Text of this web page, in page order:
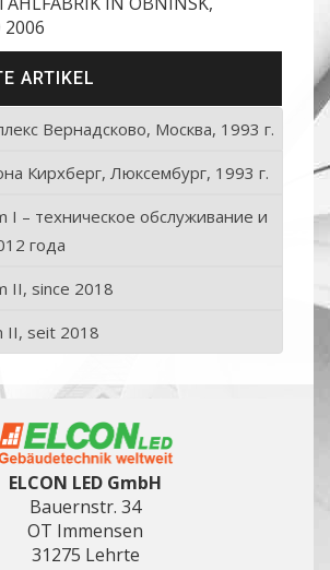
2006
ARTIKEL
Вернадсково, Москва, 1993 г.
Кирхберг, Люксембург, 1993 г.
I – техническое обслуживание и
года
II, since 2018
II, seit 2018
ELCON LED GmbH
Bauernstr. 34
OT Immensen
31275 Lehrte